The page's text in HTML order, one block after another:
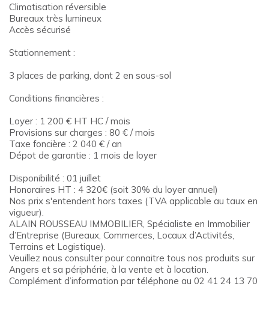
Climatisation réversible
Bureaux très lumineux
Accès sécurisé
Stationnement :
3 places de parking, dont 2 en sous-sol
Conditions financières :
Loyer : 1 200 € HT HC / mois
Provisions sur charges : 80 € / mois
Taxe foncière : 2 040 € / an
Dépot de garantie : 1 mois de loyer
Disponibilité : 01 juillet
Honoraires HT : 4 320€ (soit 30% du loyer annuel)
Nos prix s'entendent hors taxes (TVA applicable au taux en
vigueur).
ALAIN ROUSSEAU IMMOBILIER, Spécialiste en Immobilier
d’Entreprise (Bureaux, Commerces, Locaux d’Activités,
Terrains et Logistique).
Veuillez nous consulter pour connaitre tous nos produits sur
Angers et sa périphérie, à la vente et à location.
Complément d’information par téléphone au 02 41 24 13 70